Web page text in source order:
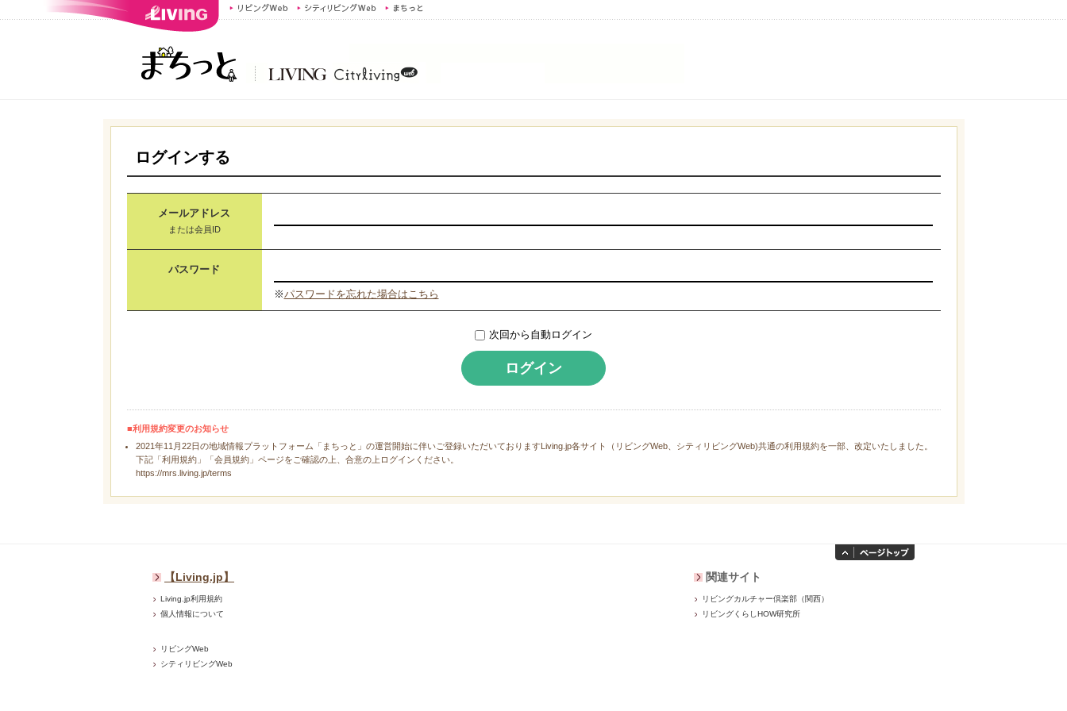
ログインする
メールアドレス
または会員ID
パスワード
※パスワードを忘れた場合はこちら
次回から自動ログイン
ログイン
■利用規約変更のお知らせ
2021年11月22日の地域情報プラットフォーム「まちっと」の運営開始に伴いご登録いただいておりますLiving.jp各サイト（リビングWeb、シティリビングWeb)共通の利用規約を一部、改定いたしました。
下記「利用規約」「会員規約」ページをご確認の上、合意の上ログインください。
https://mrs.living.jp/terms
【Living.jp】
Living.jp利用規約
個人情報について
リビングWeb
シティリビングWeb
関連サイト
リビングカルチャー倶楽部（関西）
リビングくらしHOW研究所